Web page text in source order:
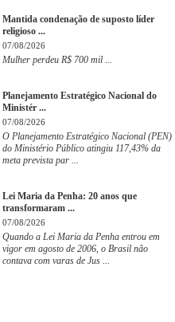
Mantida condenação de suposto líder
religioso ...
07/08/2026
Mulher perdeu R$ 700 mil ...
Planejamento Estratégico Nacional do
Ministér ...
07/08/2026
O Planejamento Estratégico Nacional (PEN)
do Ministério Público atingiu 117,43% da
meta prevista par ...
Lei Maria da Penha: 20 anos que
transformaram ...
07/08/2026
Quando a Lei Maria da Penha entrou em
vigor em agosto de 2006, o Brasil não
contava com varas de Jus ...